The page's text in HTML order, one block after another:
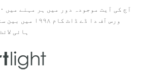
ہائی